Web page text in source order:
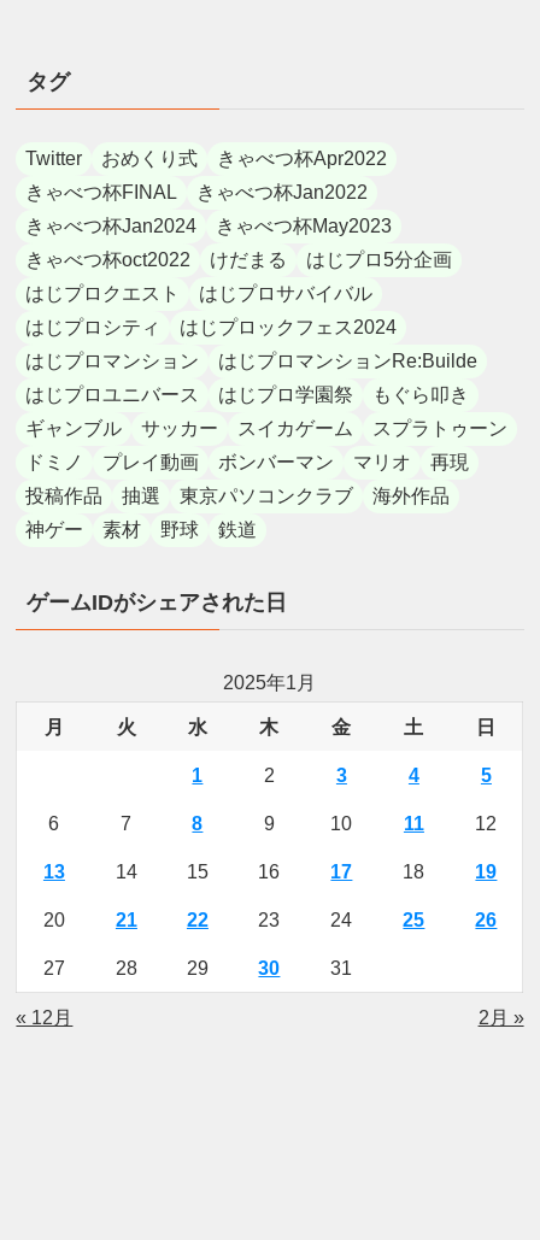
タグ
Twitter おめくり式
きゃべつ杯Apr2022
きゃべつ杯FINAL
きゃべつ杯Jan2022
きゃべつ杯Jan2024
きゃべつ杯May2023
きゃべつ杯oct2022
けだまる
はじプロ5分企画
はじプロクエスト
はじプロサバイバル
はじプロシティ
はじプロックフェス2024
はじプロマンション
はじプロマンションRe:Builde
はじプロユニバース
はじプロ学園祭
もぐら叩き
ギャンブル
サッカー スイカゲーム
スプラトゥーン
ドミノ
プレイ動画 ボンバーマン マリオ
再現
投稿作品
抽選 東京パソコンクラブ
海外作品
神ゲー
素材 野球 鉄道
ゲームIDがシェアされた日
2025年1月
月 火 水 木 金 土 日
1 2 3 4 5
6 7 8 9 10 11 12
13 14 15 16 17 18 19
20 21 22 23 24 25 26
27 28 29 30 31
« 12月 2月 »